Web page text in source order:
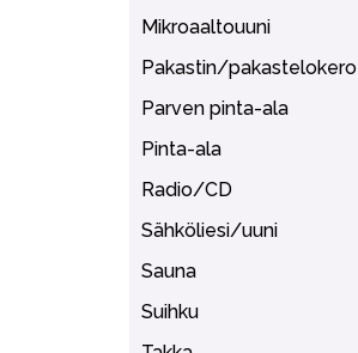
Mikroaaltouuni
Pakastin/pakastelokero
Parven pinta-ala
Pinta-ala
Radio/CD
Sähköliesi/uuni
Sauna
Suihku